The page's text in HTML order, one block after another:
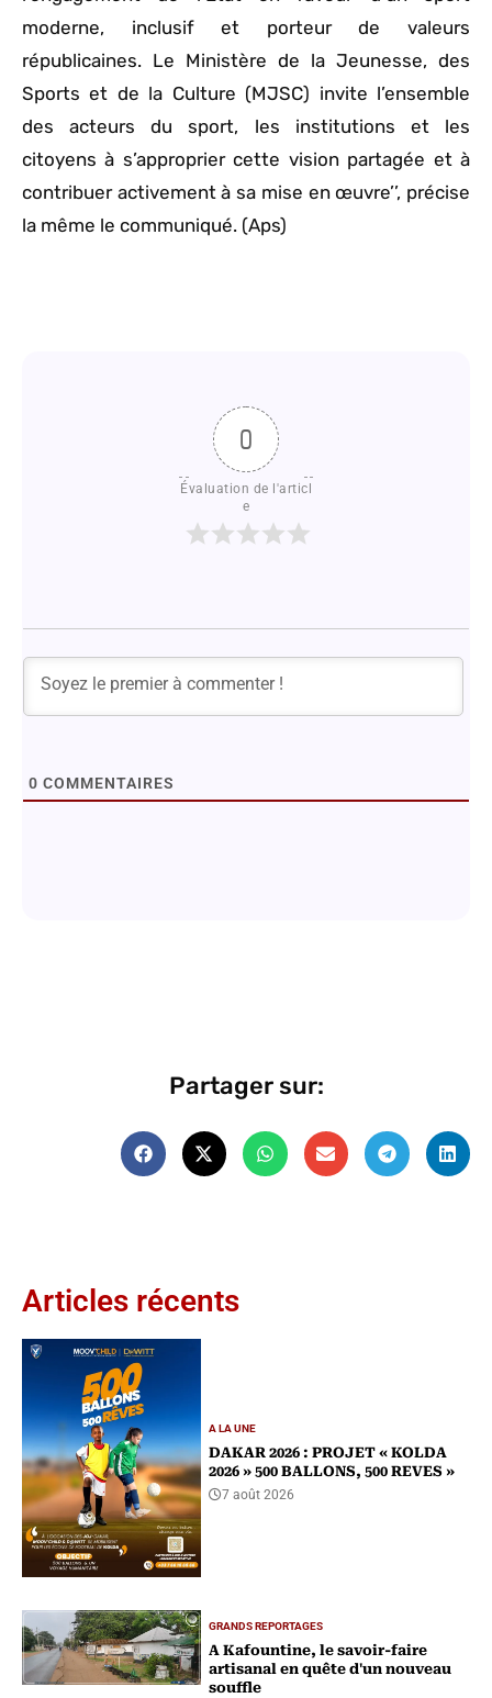
moderne, inclusif et porteur de valeurs
républicaines. Le Ministère de la Jeunesse, des
Sports et de la Culture (MJSC) invite l’ensemble
des acteurs du sport, les institutions et les
citoyens à s’approprier cette vision partagée et à
contribuer activement à sa mise en œuvre’’, précise
la même le communiqué. (Aps)
0
Évaluation de l'articl
e
0 COMMENTAIRES
Partager sur:
Articles récents
A LA UNE
DAKAR 2026 : PROJET « KOLDA
2026 » 500 BALLONS, 500 REVES »
7 août 2026
GRANDS REPORTAGES
A Kafountine, le savoir-faire
artisanal en quête d'un nouveau
souffle